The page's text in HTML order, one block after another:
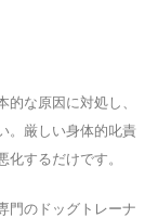
な原因に対処し、
。厳しい身体的叱責
するだけです。
門のドッグトレーナ